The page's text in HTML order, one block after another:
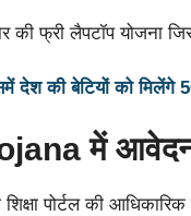
देश की बेटियों को मिलेंगे
में आवेदन
पोर्टल की आधिकारिक